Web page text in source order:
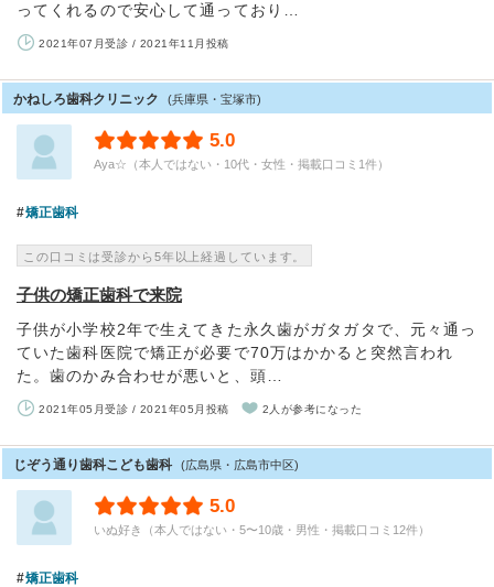
ってくれるので安心して通っており…
2021年07月受診 / 2021年11月投稿
かねしろ歯科クリニック (兵庫県・宝塚市)
5.0
Aya☆（本人ではない・10代・女性・掲載口コミ1件）
矯正歯科
この口コミは受診から5年以上経過しています。
子供の矯正歯科で来院
子供が小学校2年で生えてきた永久歯がガタガタで、元々通っ
ていた歯科医院で矯正が必要で70万はかかると突然言われ
た。歯のかみ合わせが悪いと、頭…
2021年05月受診 / 2021年05月投稿 2人が参考になった
じぞう通り歯科こども歯科 (広島県・広島市中区)
5.0
いぬ好き（本人ではない・5〜10歳・男性・掲載口コミ12件）
矯正歯科